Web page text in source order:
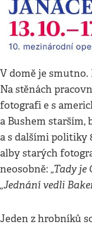
V domě je smutno.
Na stěnách
fotografi e s
a Bushem
a s dalšími politiky
alby starých
neosobně: „Tady je
„Jednání vedli
Jeden z hrobníků